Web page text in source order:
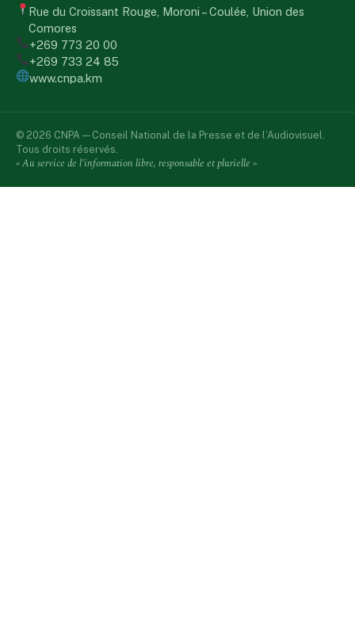
Rue du Croissant Rouge, Moroni – Coulée, Union des
Comores
+269 773 20 00
+269 733 24 85
www.cnpa.km
© 2026 CNPA — Conseil National de la Presse et de l’Audiovisuel.
Tous droits réservés.
« Au service de l’information libre, responsable et plurielle »